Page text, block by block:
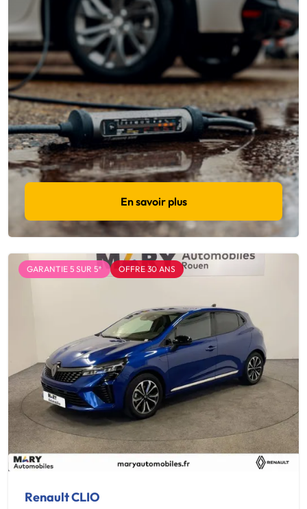
En savoir plus
GARANTIE 5 SUR 5* OFFRE 30 ANS
Renault CLIO